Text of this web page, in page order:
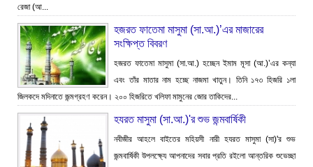
রেজা (আ...
হজরত ফাতেমা মাসুমা (সা.আ.)’এর মাজারের
সংক্ষিপ্ত বিবরণ
হজরত ফাতেমা মাসুমা (সা.আ.) হচ্ছেন ইমাম মূসা (আ.)’এর কন্যা
এবং তাঁর মাতার নাম হচ্ছে নাজমা খাতুন। তিনি ১৭৩ হিজরি ১লা
জিলকদে মদিনাতে জন্মগ্রহণ করেন। ২০০ হিজরিতে খলিফা মামুনের জোর তাকিদের...
হযরত মাসুমা (সা.আ.)'র শুভ জন্মবার্ষিকী
নবীজীর আহলে বাইতের মহিয়সী নারী হযরত মাসুমা (সা)'র শুভ
জন্মবার্ষিকী উপলক্ষ্যে আপনাদের সবার প্রতি রইলো আন্তরিক শুভেচ্ছা